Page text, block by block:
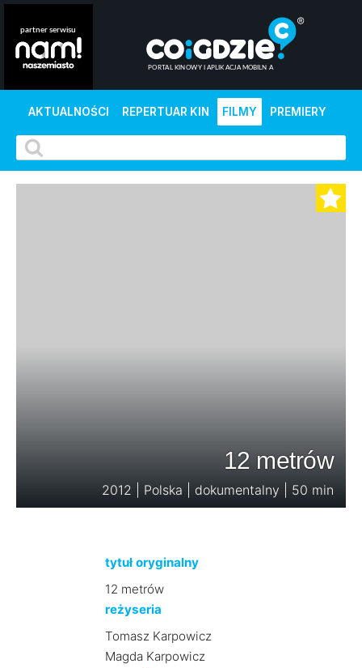
AKTUALNOŚCI REPERTUAR KIN FILMY PREMIERY
12 metrów
2012 | Polska | dokumentalny | 50 min
tytuł oryginalny
12 metrów
reżyseria
Tomasz Karpowicz
Magda Karpowicz